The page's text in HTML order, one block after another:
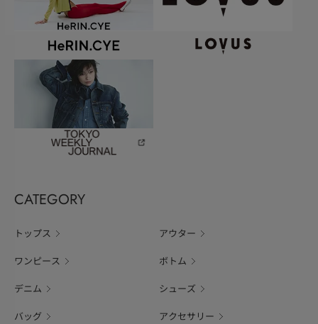
CATEGORY
トップス アウター
ワンピース ボトム
デニム シューズ
バッグ アクセサリー